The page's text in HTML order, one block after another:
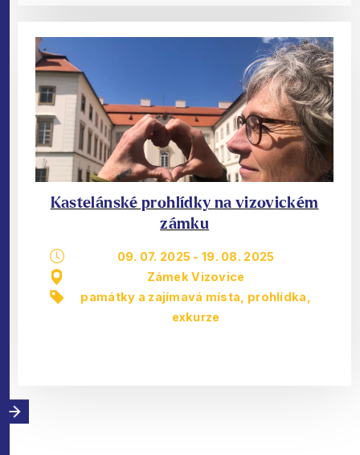
Kastelánské prohlídky na vizovickém
zámku
09. 07. 2025 -19. 08. 2025
Zámek Vizovice
památky a zajímavá místa
prohlídka,
exkurze